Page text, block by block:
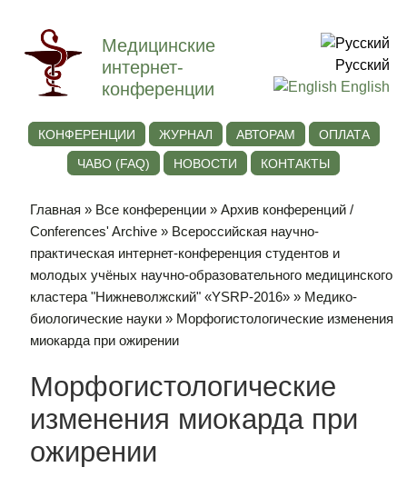
Медицинские
интернет-
конференции
Русский
English
КОНФЕРЕНЦИИ ЖУРНАЛ АВТОРАМ
ОПЛАТА
ЧАВО (FAQ)
НОВОСТИ КОНТАКТЫ
Главная » Все конференции »Архив конференций /
Conferences' Archive » Всероссийская научно-
практическая интернет-конференция студентов и
молодых учёных научно-образовательного медицинского
кластера "Нижневолжский" «YSRP-2016» » Медико-
биологические науки » Морфогистологические изменения
миокарда при ожирении
Морфогистологические
изменения миокарда при
ожирении